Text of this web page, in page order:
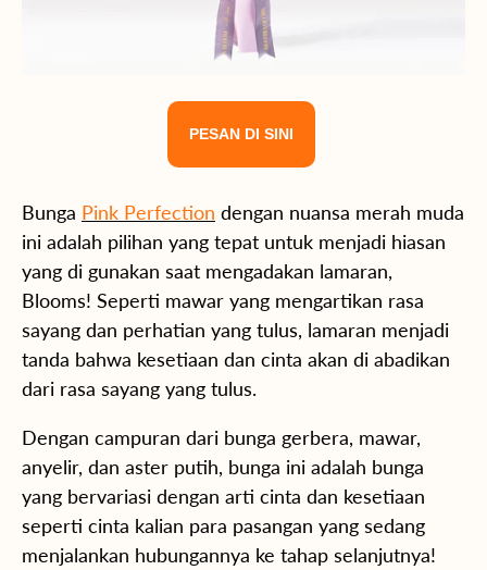
PESAN DI SINI
Bunga Pink Perfection dengan nuansa merah muda
ini adalah pilihan yang tepat untuk menjadi hiasan
yang di gunakan saat mengadakan lamaran,
Blooms! Seperti mawar yang mengartikan rasa
sayang dan perhatian yang tulus, lamaran menjadi
tanda bahwa kesetiaan dan cinta akan di abadikan
dari rasa sayang yang tulus.
Dengan campuran dari bunga gerbera, mawar,
anyelir, dan aster putih, bunga ini adalah bunga
yang bervariasi dengan arti cinta dan kesetiaan
seperti cinta kalian para pasangan yang sedang
menjalankan hubungannya ke tahap selanjutnya!